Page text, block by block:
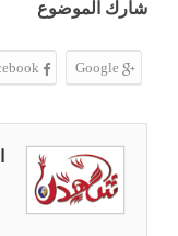
شارك الموضوع